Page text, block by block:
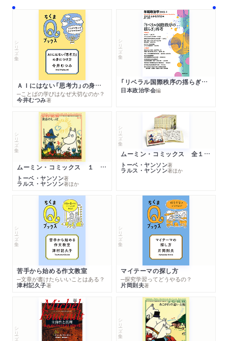
シリーズ・全集
ＡＩにはない「思考力」の身につけ方
─ことばの学びはなぜ大切なのか？
今井むつみ著
シリーズ・全集
「リベラル国際秩序の揺らぎ」再考 年報政治学２０２６‐Ⅰ
日本政治学会編
シリーズ・全集
ムーミン・コミックス １ 黄金のしっぽ
トーベ・ヤンソン著
ラルス・ヤンソン著ほか
シリーズ・全集
ムーミン・コミックス 全１４巻セット
トーベ・ヤンソン著
ラルス・ヤンソン著ほか
シリーズ・全集
苦手から始める作文教室
─文章が書けたらいいことはある？
津村記久子著
シリーズ・全集
マイテーマの探し方
─探究学習ってどうやるの？
片岡則夫著
シリーズ・全集
シリーズ・全集